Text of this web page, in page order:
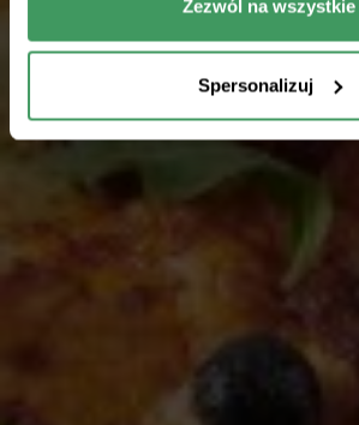
Zezwól na wszystkie
Spersonalizuj